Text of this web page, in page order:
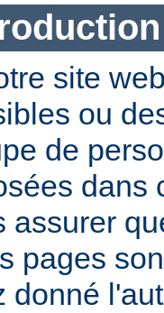
site
ou
de
dans
assurer
pages
donné